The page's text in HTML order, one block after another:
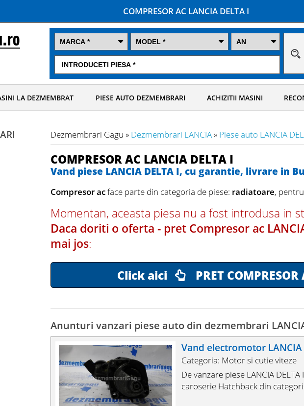
COMPRESOR AC LANCIA DELTA I
LA DEZMEMBRAT PIESE AUTO DEZMEMBRARI ACHIZITII MASINI
Dezmembrari Gagu » Dezmembrari LANCIA» Piese auto LANCIA
COMPRESOR AC LANCIA DELTA I
Vand piese LANCIA DELTA I, cu garantie, livrare in
Compresor acface parte din categoria de piese: radiatoare,
Momentan, aceasta piesa nu a fost introdusa in
Daca doriti o oferta - pret Compresor ac
mai jos:
Click aici PRET
Anunturi vanzari piese auto din dezmembrari
Vand electromotor LANCIA
Categoria: Motor si cutie viteze
De vanzare piese LANCIA
caroserie Hatchback din